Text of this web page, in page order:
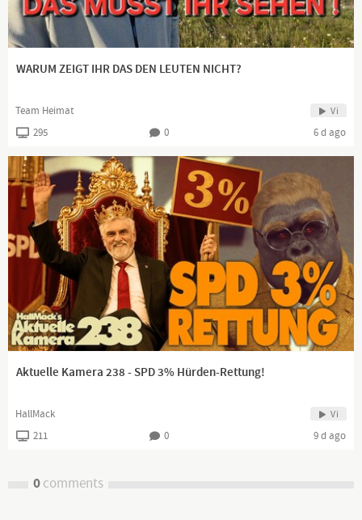
WARUM ZEIGT IHR DAS DEN LEUTEN NICHT?
Team Heimat Vi
295 0 6 d ago
Aktuelle Kamera 238 - SPD 3% Hürden-Rettung!
HallMack Vi
211 0 9 d ago
0comments